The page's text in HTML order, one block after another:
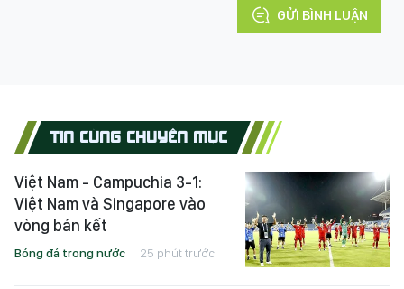
GỬI BÌNH LUẬN
TIN CÙNG CHUYÊN MỤC
Việt Nam - Campuchia 3-1:
Việt Nam và Singapore vào
vòng bán kết
Bóng đá trong nước 25 phút trước